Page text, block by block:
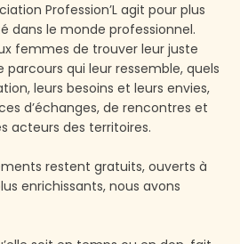
Profession’L agit pour plus
dans le monde professionnel.
femmes de trouver leur juste
qui leur ressemble, quels
leurs besoins et leurs envies,
d’échanges, de rencontres et
acteurs des territoires.
restent gratuits, ouverts à
enrichissants, nous avons